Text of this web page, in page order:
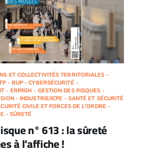
ET COLLECTIVITÉS TERRITORIALES -
- BUP - CYBERSÉCURITÉ -
- ERP/IGH - GESTION DES RISQUES -
- INDUSTRIE/ICPE - SANTÉ ET SÉCURITÉ
CIVILE ET FORCES DE L'ORDRE -
- SÛRETÉ
n° 613 : la sûreté
à l’affiche !